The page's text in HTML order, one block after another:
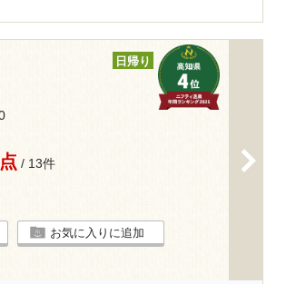
日帰り
/ 13件
お気に入りに追加